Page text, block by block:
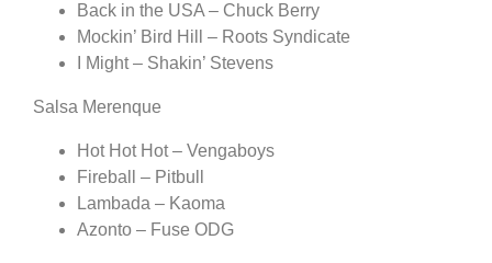
Back in the USA – Chuck Berry
Mockin’ Bird Hill – Roots Syndicate
I Might – Shakin’ Stevens
Salsa Merenque
Hot Hot Hot – Vengaboys
Fireball – Pitbull
Lambada – Kaoma
Azonto – Fuse ODG